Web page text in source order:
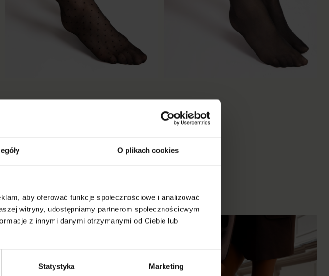
O plikach cookies
aby oferować funkcje społecznościowe i analizować
witryny, udostępniamy partnerom społecznościowym,
z innymi danymi otrzymanymi od Ciebie lub
Statystyka Marketing
€4.00
€2.54
nudepoudre
cappuccino
linensand
+11